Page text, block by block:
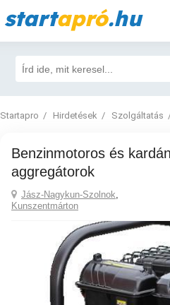
startapró.hu
Startapro Hirdetések Szolgáltatás
Benzinmotoros és kardánhajtású
aggregátorok
Jász-Nagykun-Szolnok,
Kunszentmárton